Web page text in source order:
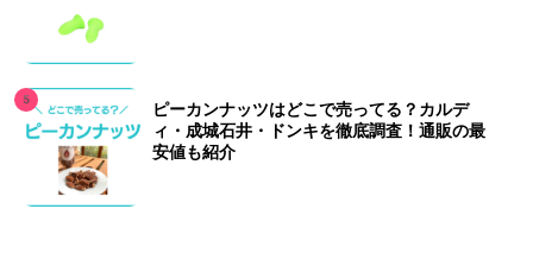
ピーカンナッツはどこで売ってる？カルデ
ィ・成城石井・ドンキを徹底調査！通販の最
安値も紹介